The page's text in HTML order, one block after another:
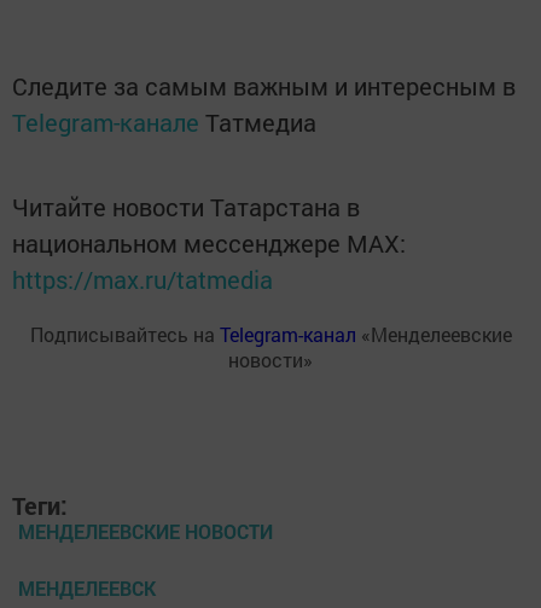
Следите за самым важным и интересным в
Telegram-канале Татмедиа
Читайте новости Татарстана в
национальном мессенджере MАХ:
https://max.ru/tatmedia
Подписывайтесь на Telegram-канал «Менделеевские
новости»
Теги:
МЕНДЕЛЕЕВСКИЕ НОВОСТИ
МЕНДЕЛЕЕВСК